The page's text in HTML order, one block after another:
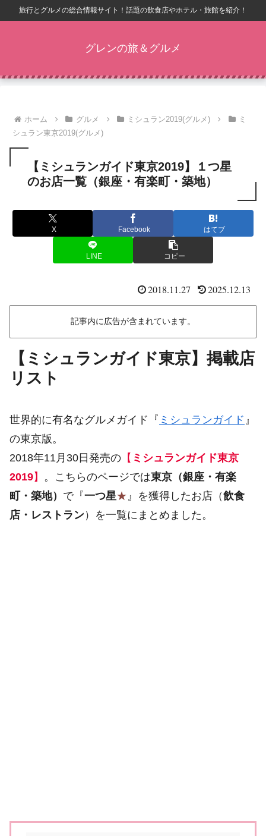
旅行とグルメの総合情報サイト！話題の飲食店やホテル・旅館を紹介！
グレンの旅＆グルメ
ホーム グルメ ミシュラン2019(グルメ)
ミ
シュラン東京2019(グルメ)
【ミシュランガイド東京2019】１つ星
のお店一覧（銀座・有楽町・築地）
X Facebook はてブ
LINE コピー
2018.11.27 2025.12.13
記事内に広告が含まれています。
【ミシュランガイド東京】掲載店
リスト
世界的に有名なグルメガイド『 ミシュランガイド 』
の東京版。
2018年11月30日発売の 【 ミシュランガイド東京
2019】 。こちらのページでは東京（銀座・有楽
町・築地） で『一つ星★』を獲得したお店（飲食
店・レストラン）を一覧にまとめました。